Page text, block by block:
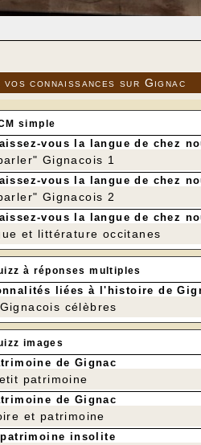
: une seule n'a pas les chaussures de
Jean-Pierre Gaillard
vos connaissances sur Gignac
simple
vous la langue de chez
Gignacois 1
vous la langue de chez
Gignacois 2
vous la langue de chez
et littérature occitanes
à réponses multiples
liées à l'histoire de
célèbres
images
de Gignac
patrimoine
de Gignac
et patrimoine
insolite